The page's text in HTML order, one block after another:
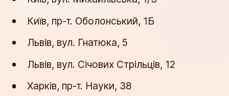
Київ, пр-т. Оболонський, 1Б
Львів, вул. Гнатюка, 5
Львів, вул. Січових Стрільців, 12
Харків, пр-т. Науки, 38